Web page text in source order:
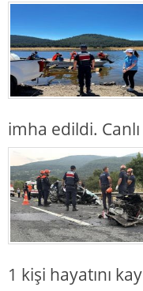
imha edildi.
1 kişi hayatını